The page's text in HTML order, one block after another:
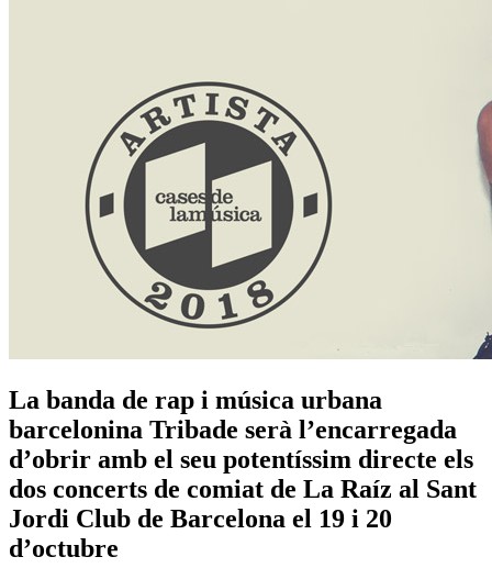
La banda de rap i música urbana
barcelonina Tribade serà l’encarregada
d’obrir amb el seu potentíssim directe els
dos concerts de comiat de La Raíz al Sant
Jordi Club de Barcelona el 19 i 20
d’octubre